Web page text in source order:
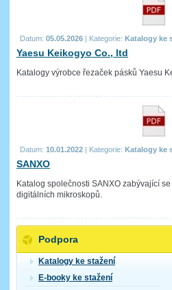
Datum: 05.05.2026 Kategorie: Katalogy ke
Yaesu Keikogyo Co., ltd
Katalogy výrobce řezaček pásků Yaesu
Datum: 10.01.2022 Kategorie: Katalogy ke
SANXO
Katalog společnosti SANXO zabývající
digitálních mikroskopů.
Podpora
Katalogy ke stažení
E-booky ke stažení